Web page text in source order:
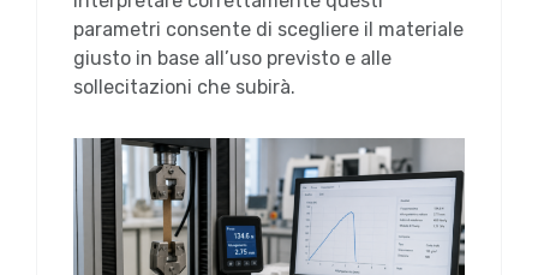
parametri consente di scegliere il materiale
giusto in base all’uso previsto e alle
sollecitazioni che subirà.